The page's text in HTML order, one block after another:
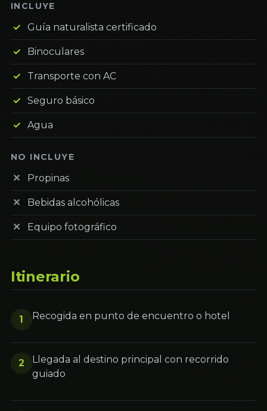
INCLUYE
Guía naturalista certificado
Binoculares
Transporte con AC
Seguro básico
Agua
NO INCLUYE
Propinas
Bebidas alcohólicas
Equipo fotográfico
Itinerario
1 Recogida en punto de encuentro o hotel
2
Llegada al destino principal con recorrido
guiado